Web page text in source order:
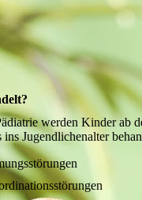
werden Kinder ab
ins Jugendlichenalter